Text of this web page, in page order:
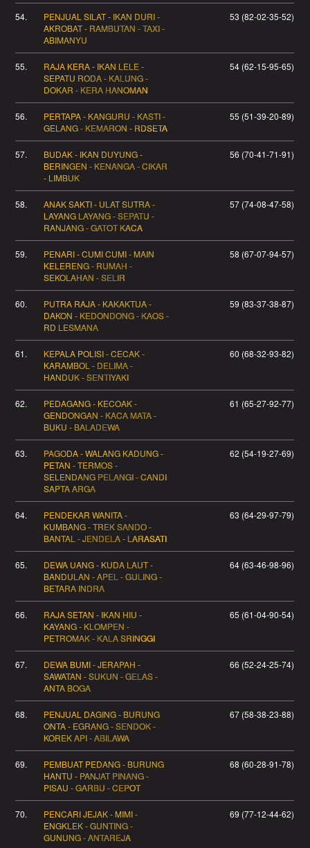
54.
PENJUAL SILAT - IKAN DURI -
AKROBAT - RAMBUTAN - TAXI -
ABIMANYU
53 (82-02-35-52)
55.
RAJA KERA - IKAN LELE -
SEPATU RODA - KALUNG -
DOKAR - KERA HANOMAN
54 (62-15-95-65)
56.
PERTAPA - KANGURU - KASTI -
GELANG - KEMARON - RDSETA
55 (51-39-20-89)
57.
BUDAK - IKAN DUYUNG -
BERINGEN - KENANGA - CIKAR
- LIMBUK
56 (70-41-71-91)
58.
ANAK SAKTI - ULAT SUTRA -
LAYANG LAYANG - SEPATU -
RANJANG - GATOT KACA
57 (74-08-47-58)
59.
PENARI - CUMI CUMI - MAIN
KELERENG - RUMAH -
SEKOLAHAN - SELIR
58 (67-07-94-57)
60.
PUTRA RAJA - KAKAKTUA -
DAKON - KEDONDONG - KAOS -
RD LESMANA
59 (83-37-38-87)
61.
KEPALA POLISI - CECAK -
KARAMBOL - DELIMA -
HANDUK - SENTIYAKI
60 (68-32-93-82)
62.
PEDAGANG - KECOAK -
GENDONGAN - KACA MATA -
BUKU - BALADEWA
61 (65-27-92-77)
63.
PAGODA - WALANG KADUNG -
PETAN - TERMOS -
SELENDANG PELANGI - CANDI
SAPTA ARGA
62 (54-19-27-69)
64.
PENDEKAR WANITA -
KUMBANG - TREK SANDO -
BANTAL - JENDELA - LARASATI
63 (64-29-97-79)
65.
DEWA UANG - KUDA LAUT -
BANDULAN - APEL - GULING -
BETARA INDRA
64 (63-46-98-96)
66.
RAJA SETAN - IKAN HIU -
KAYANG - KLOMPEN -
PETROMAK - KALA SRINGGI
65 (61-04-90-54)
67.
DEWA BUMI - JERAPAH -
SAWATAN - SUKUN - GELAS -
ANTA BOGA
66 (52-24-25-74)
68.
PENJUAL DAGING - BURUNG
ONTA - EGRANG - SENDOK -
KOREK API - ABILAWA
67 (58-38-23-88)
69.
PEMBUAT PEDANG - BURUNG
HANTU - PANJAT PINANG -
PISAU - GARBU - CEPOT
68 (60-28-91-78)
70.
PENCARI JEJAK - MIMI -
ENGKLEK - GUNTING -
GUNUNG - ANTAREJA
69 (77-12-44-62)